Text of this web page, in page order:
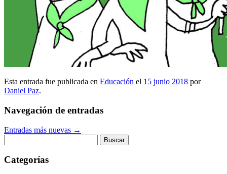
Esta entrada fue publicada en Educación el 15 junio 2018 por
Daniel Paz.
Navegación de entradas
Entradas más nuevas →
Categorías